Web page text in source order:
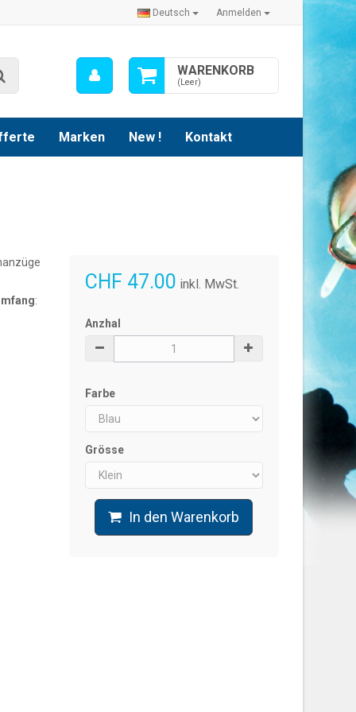
Anmelden
Deutsch
WARENKORB
(Leer)
Mein
Konto
Marken New ! Kontakt
CHF 47.00 inkl. MwSt.
Anzhal
Farbe
Grösse
In den Warenkorb
: